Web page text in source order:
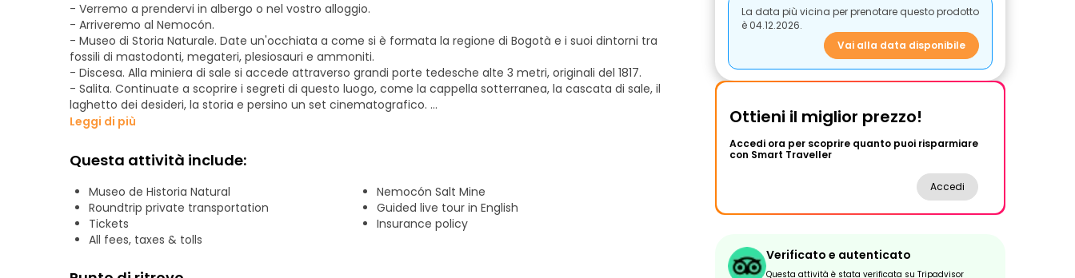
- Verremo a prendervi in albergo o nel vostro alloggio.
- Arriveremo al Nemocón.
- Museo di Storia Naturale. Date un'occhiata a come si è formata la regione di Bogotà e i suoi dintorni tra
fossili di mastodonti, megateri, plesiosauri e ammoniti.
- Discesa. Alla miniera di sale si accede attraverso grandi porte tedesche alte 3 metri, originali del 1817.
- Salita. Continuate a scoprire i segreti di questo luogo, come la cappella sotterranea, la cascata di sale, il
laghetto dei desideri, la storia e persino un set cinematografico.
- Passeggiamo per le pittoresche strade di questa piccola città mineraria, visitiamo la piazza principale di
- Tempo per il pranzo. Alla fine di questo tour godetevi un pranzo tipico della regione, preparato con una
tecnica artigianale e prodotti di stagione.
- Rientriamo a Bogotà, potete scegliere il luogo di consegna.
Leggi di più
Questa attività include:
Museo de Historia Natural
Nemocón Salt Mine
Roundtrip private transportation
Guided live tour in English
Tickets
Insurance policy
All fees, taxes & tolls
La data più vicina per prenotare questo prodotto
è 04.12.2026.
Vai alla data disponibile
Ottieni il miglior prezzo!
Accedi ora per scoprire quanto puoi risparmiare
con Smart Traveller
Accedi
Verificato e autenticato
Questa attività è stata verificata su Tripadvisor